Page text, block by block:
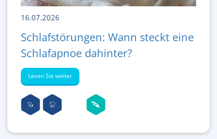
16.07.2026
Schlafstörungen: Wann steckt eine
Schlafapnoe dahinter?
Lesen Sie weiter